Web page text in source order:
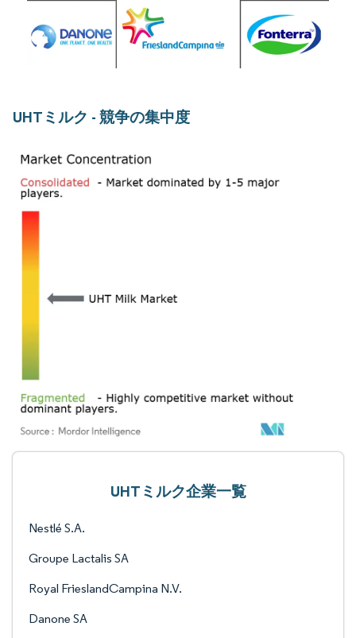
UHTミルク - 競争の集中度
UHTミルク企業一覧
Nestlé S.A.
Groupe Lactalis SA
Royal FrieslandCampina N.V.
Danone SA